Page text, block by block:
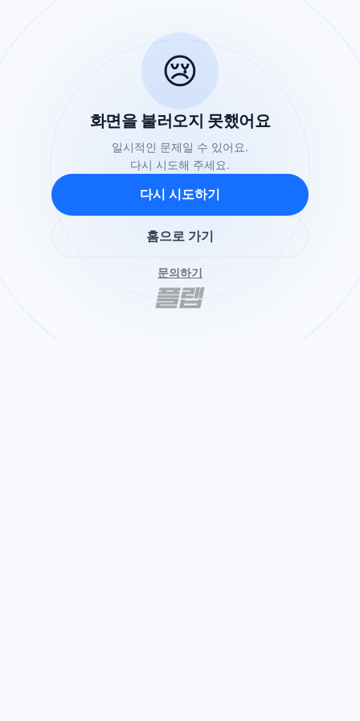
😢
화면을 불러오지 못했어요
일시적인 문제일 수 있어요.
다시 시도해 주세요.
다시 시도하기
홈으로 가기
문의하기